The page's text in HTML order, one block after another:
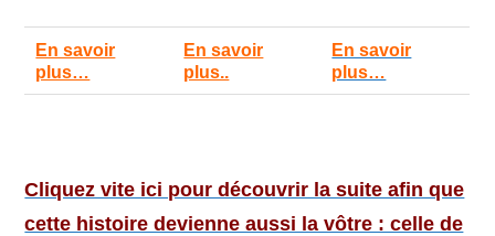
En savoir
plus…
En savoir
plus..
En savoir
plus…
Cliquez vite ici pour découvrir la suite afin que
cette histoire devienne aussi la vôtre : celle de